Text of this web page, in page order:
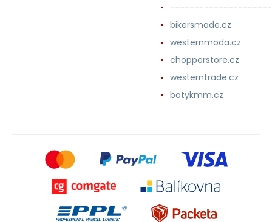
bikersmode.cz
westernmoda.cz
chopperstore.cz
westerntrade.cz
botykmm.cz